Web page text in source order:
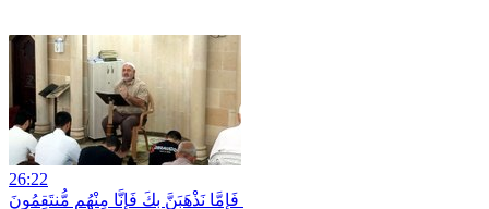
26:22